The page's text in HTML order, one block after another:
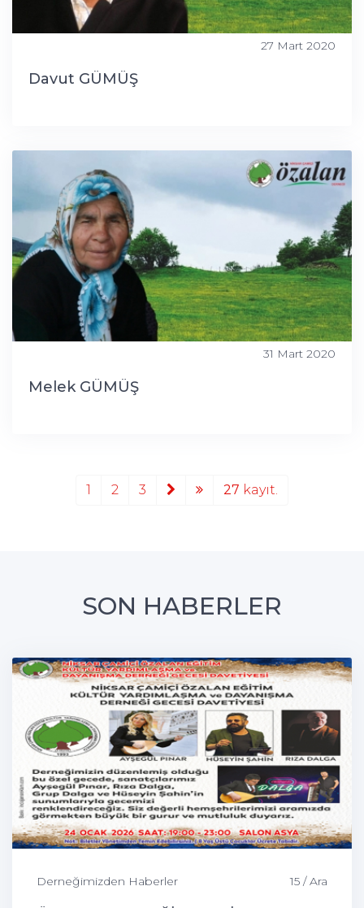
27 Mart 2020
Davut GÜMÜŞ
31 Mart 2020
Melek GÜMÜŞ
1 2 3 27 kayıt.
SON HABERLER
Derneğimizden Haberler 15 / Ara